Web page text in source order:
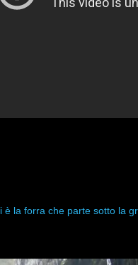
la forra che parte sotto la